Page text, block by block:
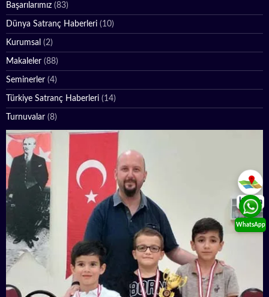
İletişim
WhatsApp
Başarılarımız (83)
Dünya Satranç Haberleri (10)
Kurumsal (2)
Makaleler (88)
Seminerler (4)
Türkiye Satranç Haberleri (14)
Turnuvalar (8)